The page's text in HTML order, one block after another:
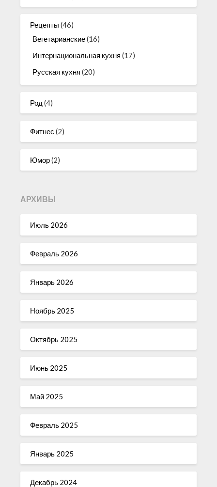
Рецепты (46)
Вегетарианские(16)
Интернациональная кухня (17)
Русская кухня (20)
Род (4)
Фитнес (2)
Юмор(2)
АРХИВЫ
Июль 2026
Февраль 2026
Январь 2026
Ноябрь 2025
Октябрь 2025
Июнь 2025
Май 2025
Февраль 2025
Январь 2025
Декабрь 2024